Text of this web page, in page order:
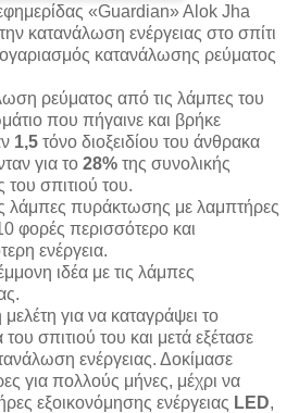
«Guardian» Alok Jha
κατανάλωση ενέργειας στο σπίτι
κατανάλωσης ρεύματος
ρεύματος από τις λάμπες του
που πήγαινε και βρήκε
1,5 τόνο διοξειδίου του άνθρακα
για το 28% της συνολικής
του σπιτιού του.
λάμπες πυράκτωσης με λαμπτήρες
φορές περισσότερο και
ενέργεια.
ιδέα με τις λάμπες
για να καταγράψει το
σπιτιού του και μετά εξέτασε
ενέργειας. Δοκίμασε
για πολλούς μήνες, μέχρι να
εξοικονόμησης ενέργειας LED,